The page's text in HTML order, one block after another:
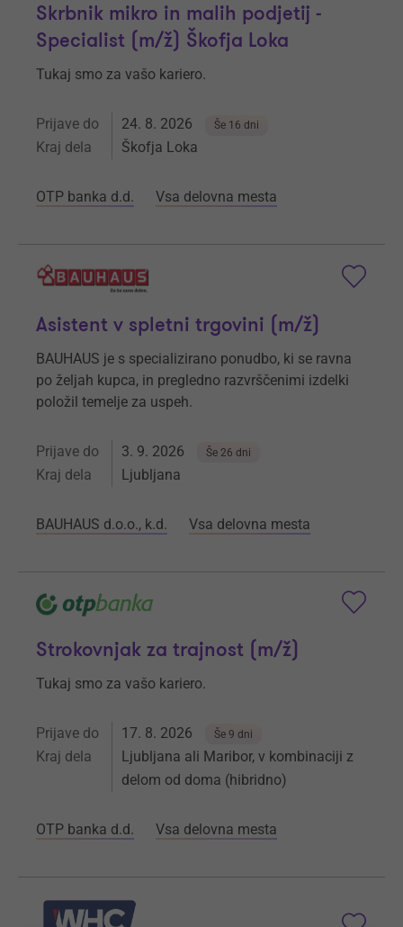
Skrbnik mikro in malih podjetij -
Specialist (m/ž) Škofja Loka
Tukaj smo za vašo kariero.
Prijave do 24. 8. 2026 Še 16 dni
Kraj dela Škofja Loka
OTP banka d.d. Vsa delovna mesta
Asistent v spletni trgovini (m/ž)
BAUHAUS je s specializirano ponudbo, ki se ravna
po željah kupca, in pregledno razvrščenimi izdelki
položil temelje za uspeh.
Prijave do 3. 9. 2026 Še 26 dni
Kraj dela Ljubljana
BAUHAUS d.o.o., k.d. Vsa delovna mesta
Strokovnjak za trajnost (m/ž)
Tukaj smo za vašo kariero.
Prijave do 17. 8. 2026 Še 9 dni
Kraj dela
Ljubljana ali Maribor, v kombinaciji z
delom od doma (hibridno)
OTP banka d.d. Vsa delovna mesta